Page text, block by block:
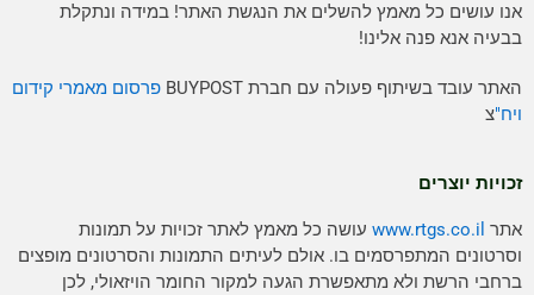
אנו עושים כל מאמץ להשלים את הנגשת האתר! במידה ונתקלת
בבעיה אנא פנה אלינו!
האתר עובד בשיתוף פעולה עם חברת BUYPOST
פרסום מאמרי קידום
ויח"צ
זכויות יוצרים
אתרwww.rtgs.co.ilעושה כל מאמץ לאתר זכויות על תמונות
וסרטונים המתפרסמים בו. אולם לעיתים התמונות והסרטונים מופצים
ברחבי הרשת ולא מתאפשרת הגעה למקור החומר הויזאולי, לכן